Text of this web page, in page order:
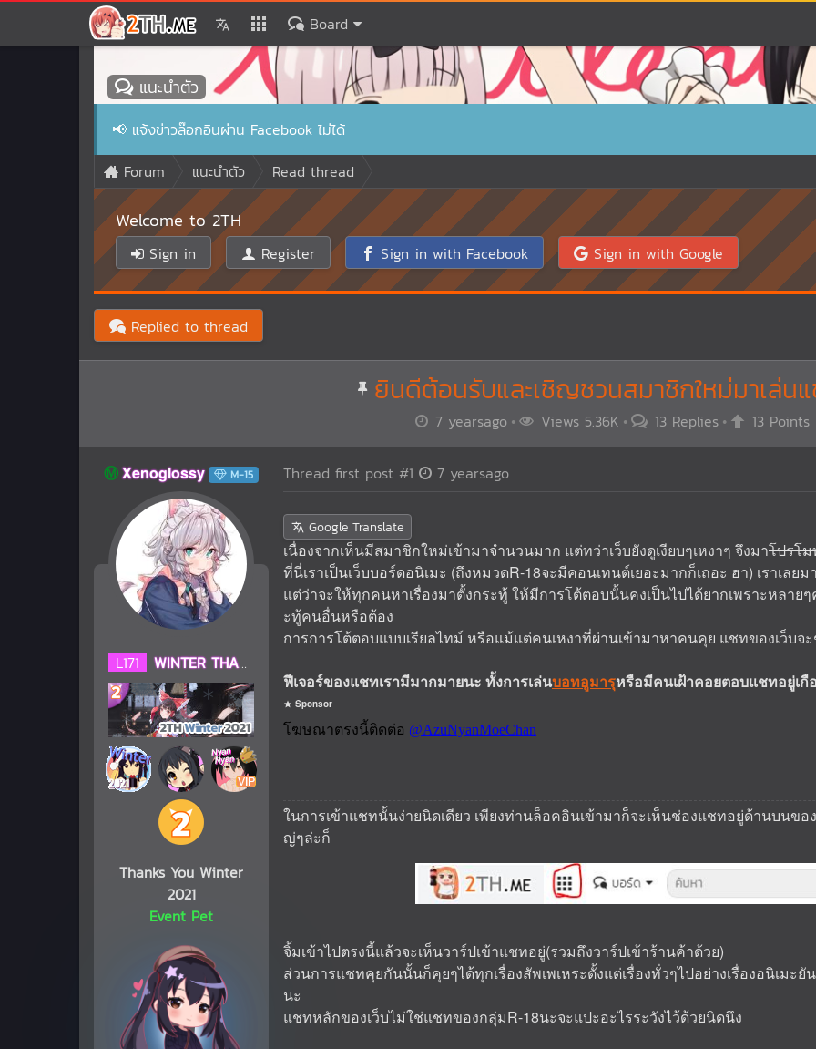
Board
แนะนำตัว
📢 แจ้งข่าวล๊อกอินผ่าน Facebook ไม่ได้
Forum
แนะนำตัว Read thread
Welcome to 2TH
Sign in Register Sign in with Facebook Sign in with Google
Replied to thread
ยินดีต้อนรับและเชิญชวนสมาชิกใหม่มาเล่น
7 yearsago Views 5.36K 13 Replies 13 Points
Ⓜ️Xenoglossy M-15
L171 WINTER THANKS 2021
Thanks You Winter
2021
Event Pet
Thread first post #1 7 yearsago
Google Translate
เนื่องจากเห็นมีสมาชิกใหม่เข้ามาจำนวนมาก แต่ทว่าเว็บยังดูเงียบๆเหงาๆ จึงมาโปรโ
ที่นี่เราเป็นเว็บบอร์ดอนิเมะ (ถึงหมวดR-18จะมีคอนเทนต์เยอะมากก็เถอะ ฮา) เราเล
แต่ว่าจะให้ทุกคนหาเรื่องมาตั้งกระทู้ ให้มีการโต้ตอบนั้นคงเป็นไปได้ยากเพราะหลา
ะทู้คนอื่นหรือต้อง
การการโต้ตอบแบบเรียลไทม์ หรือแม้แต่คนเหงาที่ผ่านเข้ามาหาคนคุย แชทของเว็บจ
ฟีเจอร์ของแชทเรามีมากมายนะ ทั้งการเล่นบอทอูมารุหรือมีคนเฝ้าคอยตอบแชทอยู่เ
Sponsor
ในการเข้าแชทนั้นง่ายนิดเดียว เพียงท่านล็อคอินเข้ามาก็จะเห็นช่องแชทอยู่ด้านบนข
ญ่ๆล่ะก็
จิ้มเข้าไปตรงนี้แล้วจะเห็นวาร์ปเข้าแชทอยู่(รวมถึงวาร์ปเข้าร้านค้าด้วย)
ส่วนการแชทคุยกันนั้นก็คุยๆได้ทุกเรื่องสัพเพเหระตั้งแต่เรื่องทั่วๆไปอย่างเรื่องอนิเม
นะ
แชทหลักของเว็บไม่ใช่แชทของกลุ่มR-18นะจะแปะอะไรระวังไว้ด้วยนิดนึง